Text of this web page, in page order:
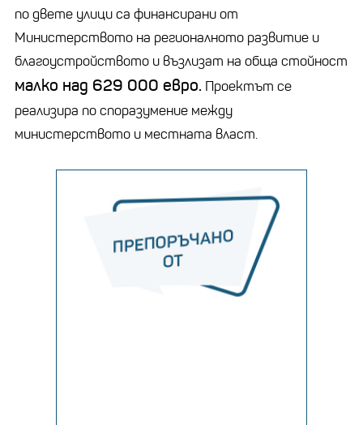
по двете улици са финансирани от
Министерството на регионалното развитие и
благоустройството и възлизат на обща стойност
малко над 629 000 евро. Проектът се
реализира по споразумение между
министерството и местната власт.